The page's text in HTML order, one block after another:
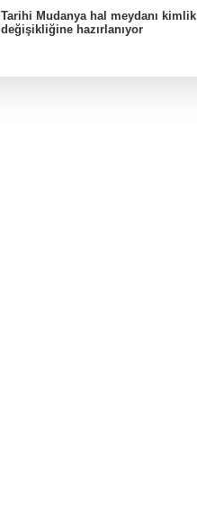
Tarihi Mudanya hal meydanı kimlik
değişikliğine hazırlanıyor